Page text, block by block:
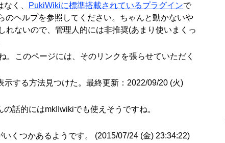
く、 PukiWikiに標準搭載されているプラグインで
のヘルプを参照してください。ちゃんと動かないや
ないので、管理人的には非推奨(あまり使いまくっ
。このページには、そのリンクを張らせていただく
示する方法見つけた。最終更新：2022/09/20 (火)
話的にはmkIIwikiでも使えそうですね。
くつかあるようです。 (2015/07/24 (金) 23:34:22)